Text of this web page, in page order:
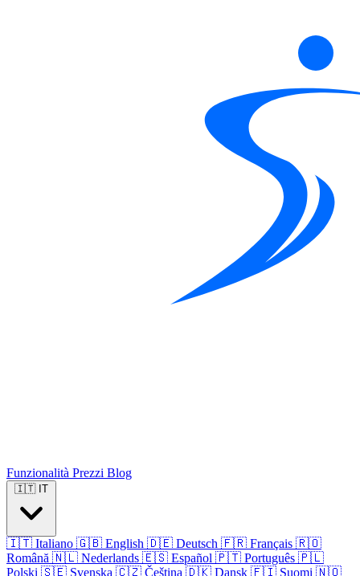
Funzionalità Prezzi Blog
🇮🇹 IT
🇮🇹 Italiano 🇬🇧 English 🇩🇪 Deutsch 🇫🇷 Français 🇷🇴
Română 🇳🇱 Nederlands 🇪🇸 Español 🇵🇹 Português 🇵🇱
Polski 🇸🇪 Svenska 🇨🇿 Čeština 🇩🇰 Dansk 🇫🇮 Suomi 🇳🇴